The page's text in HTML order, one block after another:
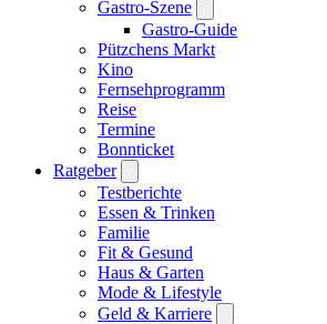
Gastro-Szene
Gastro-Guide
Pützchens Markt
Kino
Fernsehprogramm
Reise
Termine
Bonnticket
Ratgeber
Testberichte
Essen & Trinken
Familie
Fit & Gesund
Haus & Garten
Mode & Lifestyle
Geld & Karriere